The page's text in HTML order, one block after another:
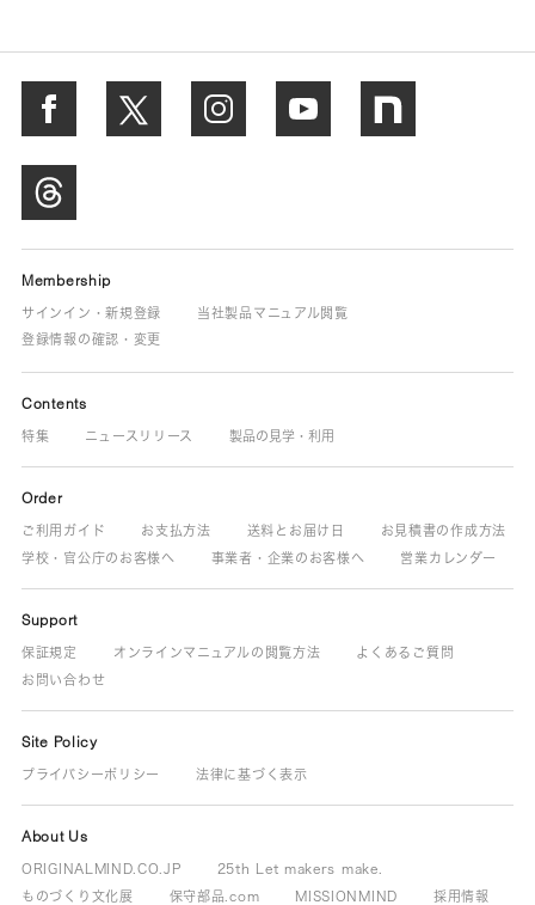
Membership
サインイン・新規登録
当社製品マニュアル閲覧
登録情報の確認・変更
Contents
特集 ニュースリリース 製品の見学・利用
Order
ご利用ガイド お支払方法 送料とお届け日
お見積書の作成方法
学校・官公庁のお客様へ
事業者・企業のお客様へ 営業カレンダー
Support
保証規定 オンラインマニュアルの閲覧方法
よくあるご質問
お問い合わせ
Site Policy
プライバシーポリシー 法律に基づく表示
About Us
ORIGINALMIND.CO.JP
25th Let makers make.
ものづくり文化展
保守部品.com MISSIONMIND 採用情報